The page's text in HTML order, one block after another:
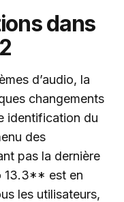
dans
d’audio, la
changements
identification du
des
pas la dernière
13.3** est en
les utilisateurs,